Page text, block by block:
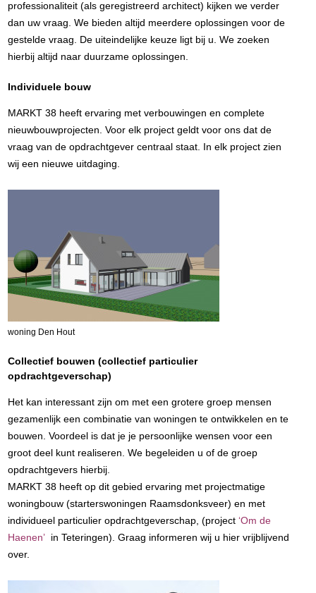
professionaliteit (als geregistreerd architect) kijken we verder
dan uw vraag. We bieden altijd meerdere oplossingen voor de
gestelde vraag. De uiteindelijke keuze ligt bij u. We zoeken
hierbij altijd naar duurzame oplossingen.
Individuele bouw
MARKT 38 heeft ervaring met verbouwingen en complete
nieuwbouwprojecten. Voor elk project geldt voor ons dat de
vraag van de opdrachtgever centraal staat. In elk project zien
wij een nieuwe uitdaging.
woning Den Hout
Collectief bouwen (collectief particulier
opdrachtgeverschap)
Het kan interessant zijn om met een grotere groep mensen
gezamenlijk een combinatie van woningen te ontwikkelen en te
bouwen. Voordeel is dat je je persoonlijke wensen voor een
groot deel kunt realiseren. We begeleiden u of de groep
opdrachtgevers hierbij.
MARKT 38 heeft op dit gebied ervaring met projectmatige
woningbouw (starterswoningen Raamsdonksveer) en met
individueel particulier opdrachtgeverschap, (project‘Om de
Haenen’ in Teteringen). Graag informeren wij u hier vrijblijvend
over.